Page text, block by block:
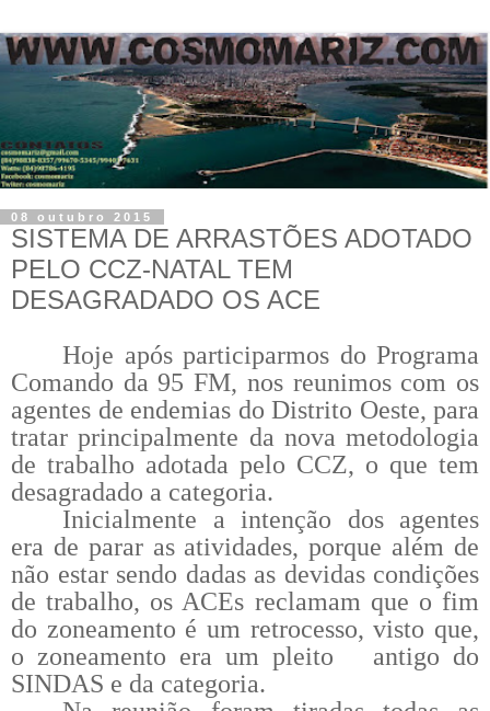
08 outubro 2015
SISTEMA DE ARRASTÕES ADOTADO
PELO CCZ-NATAL TEM
DESAGRADADO OS ACE
Hoje após participarmos do Programa
Comando da 95 FM, nos reunimos com os
agentes de endemias do Distrito Oeste, para
tratar principalmente da nova metodologia
de trabalho adotada pelo CCZ, o que tem
desagradado a categoria.
Inicialmente a intenção dos agentes
era de parar as atividades, porque além de
não estar sendo dadas as devidas condições
de trabalho, os ACEs reclamam que o fim
do zoneamento é um retrocesso, visto que,
o zoneamento era um pleito antigo do
SINDAS e da categoria.